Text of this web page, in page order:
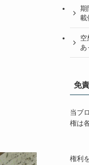
期
載
空
あ
免
当ブ
権は
権利